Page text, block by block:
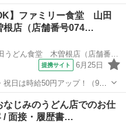
堂 山田うどん食堂 八潮店
、パート ■未経験歓...
】ファミリー食堂 山田
店（店舗番号074…
ファミリー食堂 山田うどん食堂 木曽根店（店舗番号074）
提携サイト 6月25日
食堂 木曽根店 （埼玉県八潮
■未経験歓迎、高校生OK、昇
なじみのうどん店でのお仕
/ 面接・履歴書…